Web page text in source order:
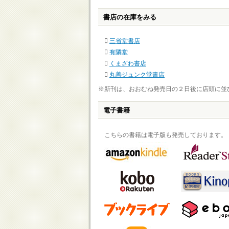
書店の在庫をみる
三省堂書店
有隣堂
くまざわ書店
丸善ジュンク堂書店
※新刊は、おおむね発売日の２日後に店頭に並
電子書籍
こちらの書籍は電子版も発売しております。